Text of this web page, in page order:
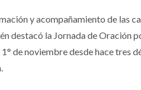
y acompañamiento de las
destacó la Jornada de Oración
de noviembre desde hace tres